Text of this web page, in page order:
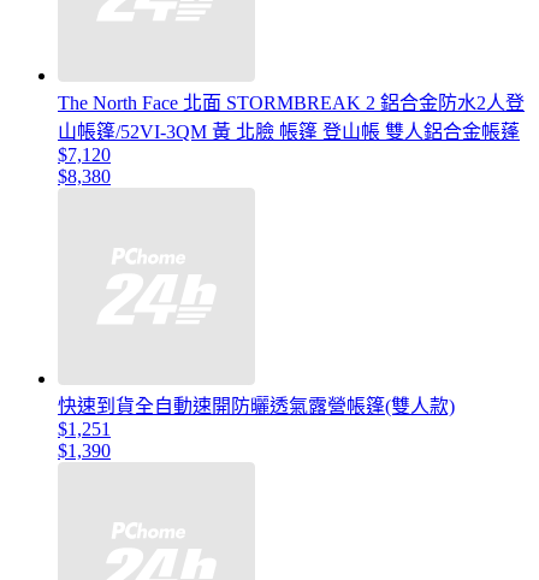
The North Face 北面 STORMBREAK 2 鋁合金防水2人登
山帳篷/52VI-3QM 黃 北臉 帳篷 登山帳 雙人鋁合金帳蓬
$7,120
$8,380
快速到貨全自動速開防曬透氣露營帳篷(雙人款)
$1,251
$1,390